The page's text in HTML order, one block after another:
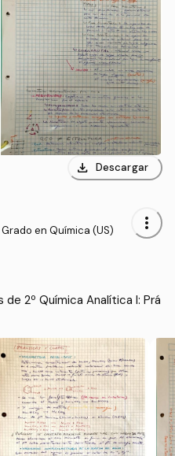
download Descargar
Grado en Química (US) more_vert
2º Química Analítica I: Prá